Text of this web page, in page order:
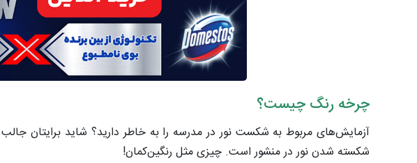
چرخه رنگ چیست؟
آزمایش‌های مربوط به شکست نور در مدرسه را به خاطر دارید؟ شاید برایتان
شکسته شدن نور در منشور است. چیزی مثل رنگین‌کمان!